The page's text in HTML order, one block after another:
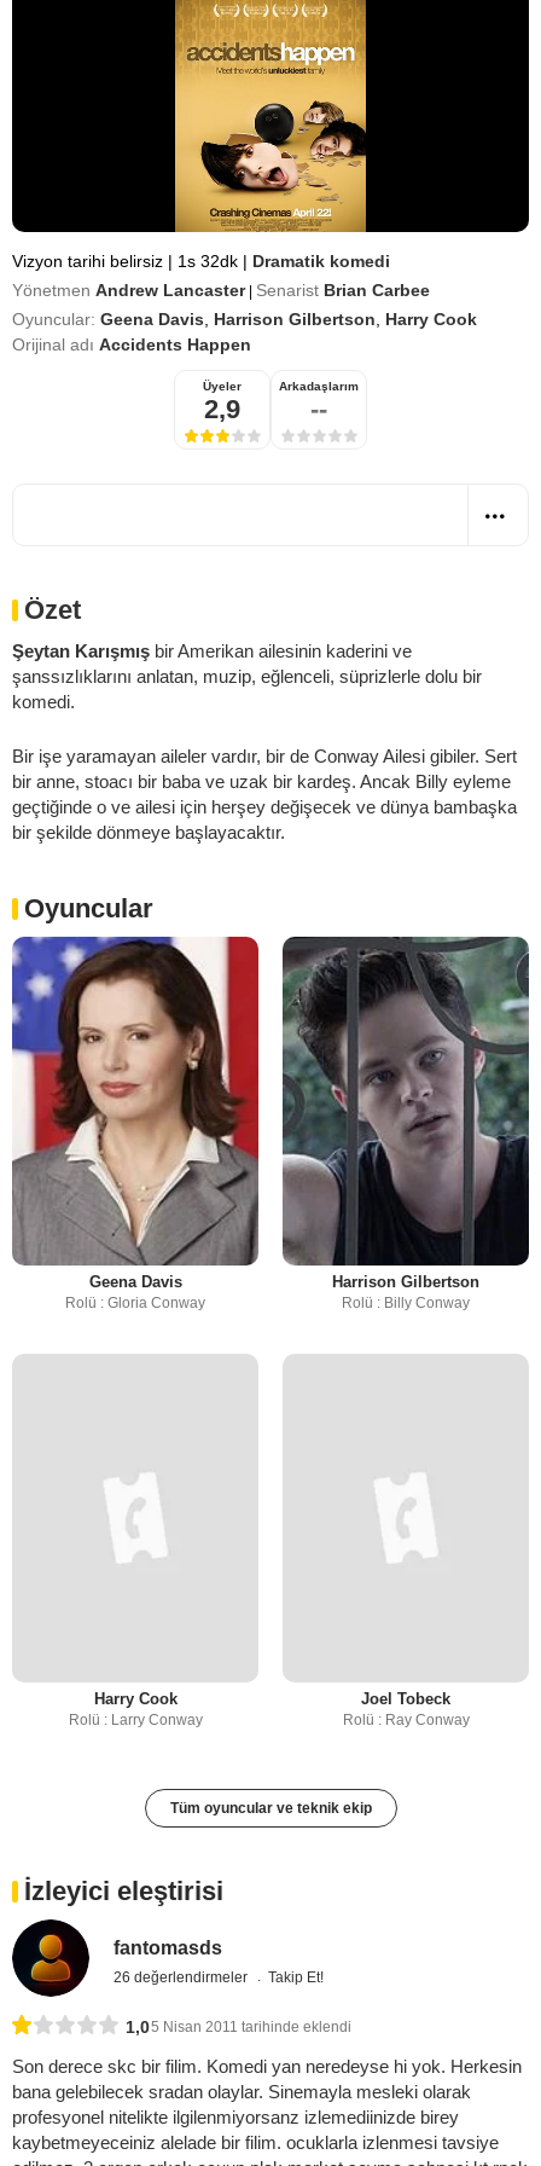
Vizyon tarihi belirsiz | 1s 32dk | Dramatik komedi
Yönetmen Andrew Lancaster Senarist Brian Carbee
Oyuncular: Geena Davis Harrison Gilbertson
Harry Cook
Orijinal adı Accidents Happen
Üyeler
2,9
Arkadaşlarım
--
Özet
Şeytan Karışmış bir Amerikan ailesinin kaderini ve
şanssızlıklarını anlatan, muzip, eğlenceli, süprizlerle dolu bir
komedi.
Bir işe yaramayan aileler vardır, bir de Conway Ailesi gibiler. Sert
bir anne, stoacı bir baba ve uzak bir kardeş. Ancak Billy eyleme
geçtiğinde o ve ailesi için herşey değişecek ve dünya bambaşka
bir şekilde dönmeye başlayacaktır.
Oyuncular
Geena Davis
Rolü : Gloria Conway
Harrison Gilbertson
Rolü : Billy Conway
Harry Cook
Rolü : Larry Conway
Joel Tobeck
Rolü : Ray Conway
Tüm oyuncular ve teknik ekip
İzleyici eleştirisi
fantomasds
26 değerlendirmeler Takip Et!
1,05 Nisan 2011 tarihinde eklendi
Son derece skc bir filim. Komedi yan neredeyse hi yok. Herkesin
bana gelebilecek sradan olaylar. Sinemayla mesleki olarak
profesyonel nitelikte ilgilenmiyorsanz izlemediinizde birey
kaybetmeyeceiniz alelade bir filim. ocuklarla izlenmesi tavsiye